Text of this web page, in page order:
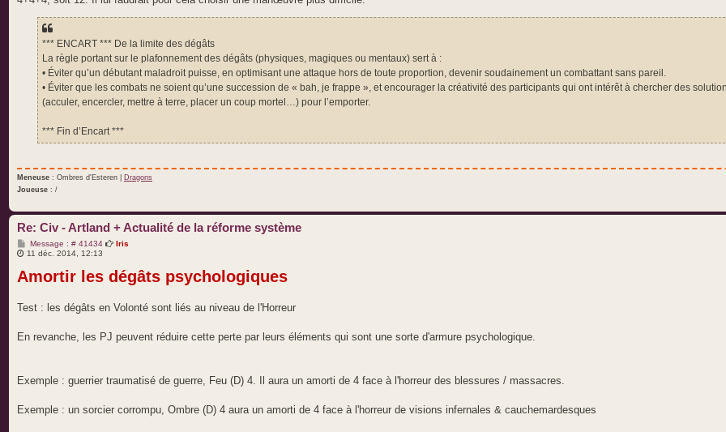
*** ENCART *** De la limite des dégâts
La règle portant sur le plafonnement des dégâts (physiques, magiques ou mentaux) sert à :
• Éviter qu’un débutant maladroit puisse, en optimisant une attaque hors de toute proportion, devenir soudainement un combattant sans pareil.
• Éviter que les combats ne soient qu’une succession de « bah, je frappe », et encourager la créativité des participants qui ont intérêt à chercher des
(acculer, encercler, mettre à terre, placer un coup mortel…) pour l’emporter.
*** Fin d’Encart ***
Meneuse : Ombres d'Esteren | Dragons
Joueuse : /
Re: Civ - Artland + Actualité de la réforme système
Message : # 41434M
e
s
a
Iris
11 déc. 2014, 12:13
Amortir les dégâts psychologiques
Test : les dégâts en Volonté sont liés au niveau de l'Horreur
En revanche, les PJ peuvent réduire cette perte par leurs éléments qui sont une sorte d'armure psychologique.
Exemple : guerrier traumatisé de guerre, Feu (D) 4. Il aura un amorti de 4 face à l'horreur des blessures / massacres.
Exemple : un sorcier corrompu, Ombre (D) 4 aura un amorti de 4 face à l'horreur de visions infernales & cauchemardesques